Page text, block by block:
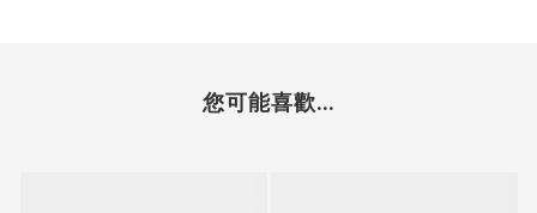
您可能喜歡...